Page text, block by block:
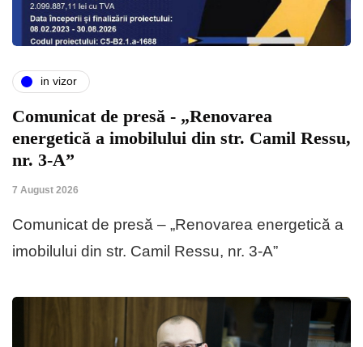
in vizor
Comunicat de presă - „Renovarea
energetică a imobilului din str. Camil Ressu,
nr. 3-A”
7 August 2026
Comunicat de presă – „Renovarea energetică a
imobilului din str. Camil Ressu, nr. 3-A”